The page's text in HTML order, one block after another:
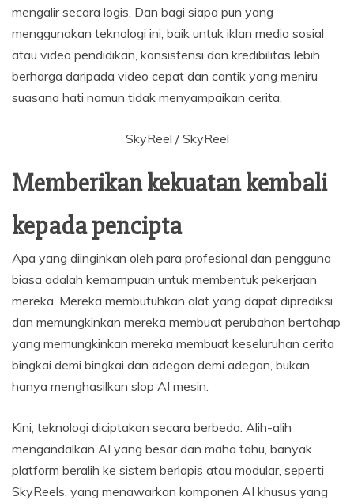
mengalir secara logis. Dan bagi siapa pun yang
menggunakan teknologi ini, baik untuk iklan media sosial
atau video pendidikan, konsistensi dan kredibilitas lebih
berharga daripada video cepat dan cantik yang meniru
suasana hati namun tidak menyampaikan cerita.
SkyReel / SkyReel
Memberikan kekuatan kembali
kepada pencipta
Apa yang diinginkan oleh para profesional dan pengguna
biasa adalah kemampuan untuk membentuk pekerjaan
mereka. Mereka membutuhkan alat yang dapat diprediksi
dan memungkinkan mereka membuat perubahan bertahap
yang memungkinkan mereka membuat keseluruhan cerita
bingkai demi bingkai dan adegan demi adegan, bukan
hanya menghasilkan slop AI mesin.
Kini, teknologi diciptakan secara berbeda. Alih-alih
mengandalkan AI yang besar dan maha tahu, banyak
platform beralih ke sistem berlapis atau modular, seperti
SkyReels, yang menawarkan komponen AI khusus yang